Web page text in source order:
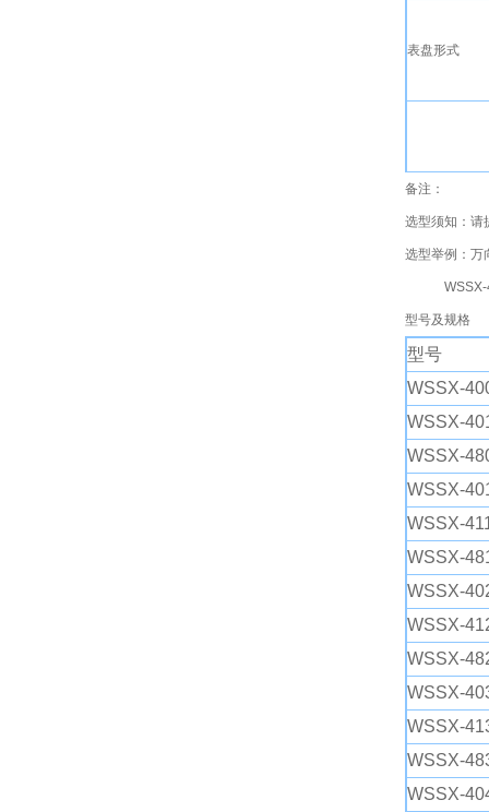
表盘形式
安装固定形式
保护形式
备注：
选型须知：请
选型举例：
WSSX-
型号及规格
型号
WSSX-
WSSX-
WSSX-
WSSX-
WSSX-
WSSX-
WSSX-
WSSX-
WSSX-
WSSX-
WSSX-
WSSX-
WSSX-